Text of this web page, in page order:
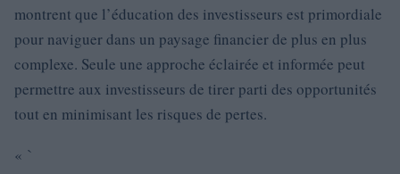
montrent que l’éducation des investisseurs est primordiale
pour naviguer dans un paysage financier de plus en plus
complexe. Seule une approche éclairée et informée peut
permettre aux investisseurs de tirer parti des opportunités
tout en minimisant les risques de pertes.
« `